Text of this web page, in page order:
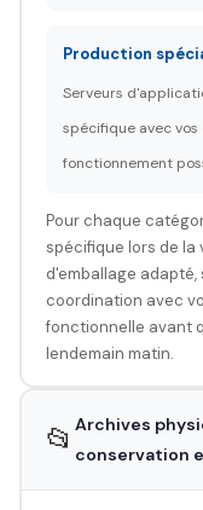
Production
Serveurs
spécifique avec
fonctionnement
Pour chaque
spécifique lors de la
d'emballage
coordination avec
fonctionnelle avant
lendemain matin.
📂 Archives
conservation